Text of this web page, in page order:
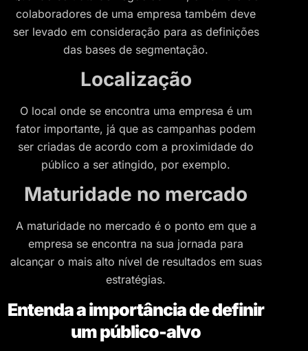
colaboradores de uma empresa também deve
ser levado em consideração para as definições
das bases de segmentação.
Localização
O local onde se encontra uma empresa é um
fator importante, já que as campanhas podem
ser criadas de acordo com a proximidade do
público a ser atingido, por exemplo.
Maturidade no mercado
A maturidade no mercado é o ponto em que a
empresa se encontra na sua jornada para
alcançar o mais alto nível de resultados em suas
estratégias.
Entenda a importância de definir
um público-alvo